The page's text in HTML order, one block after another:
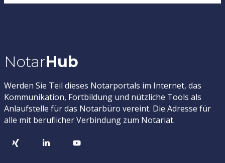
NotarHub
Werden Sie Teil dieses Notarportals im Internet, das
Kommunikation, Fortbildung und nützliche Tools als
Anlaufstelle für das Notarbüro vereint. Die Adresse für
alle mit beruflicher Verbindung zum Notariat.